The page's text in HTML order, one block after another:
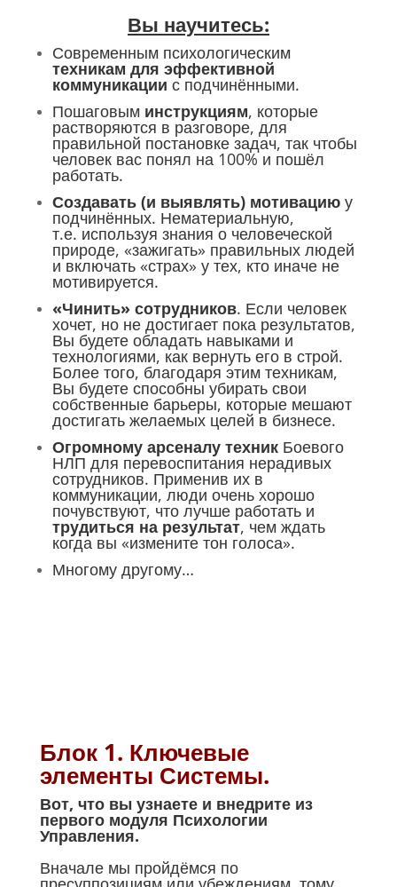
Вы научитесь:
Современным психологическим
техникам для эффективной
коммуникации с подчинёнными.
Пошаговым инструкциям, которые
растворяются в разговоре, для
правильной постановке задач, так чтобы
человек вас понял на 100% и пошёл
работать.
Создавать (и выявлять) мотивациюу
подчинённых. Нематериальную,
т.е. используя знания о человеческой
природе, «зажигать» правильных людей
и включать «страх» у тех, кто иначе не
мотивируется.
«Чинить» сотрудников. Если человек
хочет, но не достигает пока результатов,
Вы будете обладать навыками и
технологиями, как вернуть его в строй.
Более того, благодаря этим техникам,
Вы будете способны убирать свои
собственные барьеры, которые мешают
достигать желаемых целей в бизнесе.
Огромному арсеналу техник Боевого
НЛП для перевоспитания нерадивых
сотрудников. Применив их в
коммуникации, люди очень хорошо
почувствуют, что лучше работать и
трудиться на результат, чем ждать
когда вы «измените тон голоса».
Многому другому…
Блок 1. Ключевые
элементы Системы.
Вот, что вы узнаете и внедрите из
первого модуля Психологии
Управления.
Вначале мы пройдёмся по